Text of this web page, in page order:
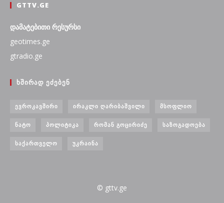
GTTV.GE
დამატებითი რესურსი
geotimes.ge
gtradio.ge
ᲮᲨᲘᲠᲐᲓ ᲔᲫᲔᲑᲔᲜ
ᲔᲕᲠᲝᲙᲐᲕᲨᲘᲠᲘ ᲘᲠᲐᲙᲚᲘ ᲦᲐᲠᲘᲑᲐᲨᲕᲘᲚᲘ ᲛᲡᲝᲤᲚᲘᲝ
ᲜᲐᲢᲝ ᲞᲝᲚᲘᲢᲘᲙᲐ ᲠᲝᲛᲐᲜ ᲒᲝᲪᲘᲠᲘᲫᲔ ᲡᲐᲖᲝᲒᲐᲓᲝᲔᲑᲐ
ᲡᲐᲥᲐᲠᲗᲕᲔᲚᲝ ᲣᲙᲠᲐᲘᲜᲐ
© gttv.ge